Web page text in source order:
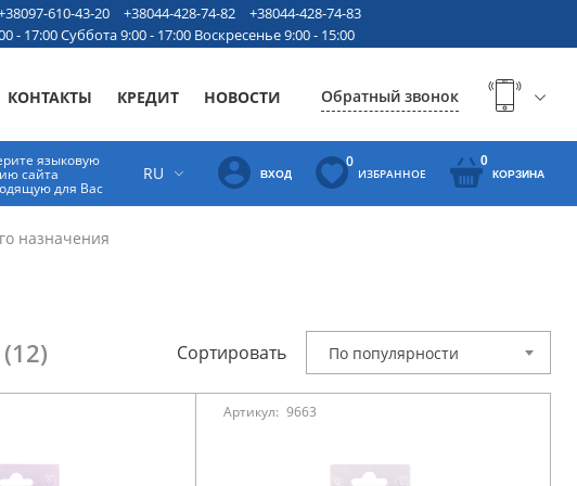
610-43-20 +38044-428-74-82
+38044-428-74-83
- 17:00 Суббота 9:00 - 17:00 Воскресенье 9:00 - 15:00
КОНТАКТЫ КРЕДИТ НОВОСТИ Обратный звонок
языковую
сайта
для Вас
RU ВХОД
0
ИЗБРАННОЕ
0
КОРЗИНА
назначения
(12) Сортировать По популярности
Артикул: 9663